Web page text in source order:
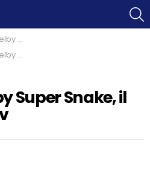
di 800 Cv
di 800 Cv
Super Snake, il